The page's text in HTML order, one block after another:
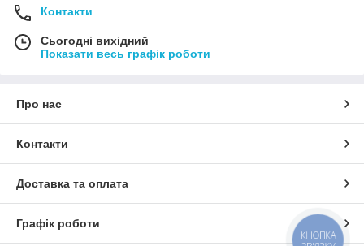
Контакти
Сьогодні вихідний
Показати весь графік роботи
Про нас
Контакти
Доставка та оплата
Графік роботи
КНОПКА